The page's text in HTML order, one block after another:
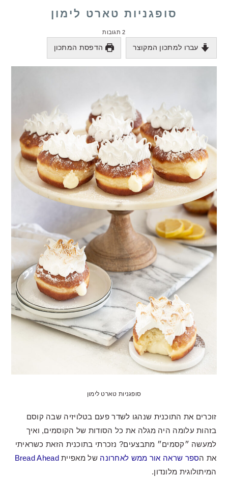
סופגניות טארט לימון
2 תגובות
עברו למתכון המקוצר הדפסת המתכון
סופגניות טארט לימון
זוכרים את התוכנית שנהגו לשדר פעם בטלויזיה שבה קוסם
בזהות עלומה היה מגלה את כל הסודות של הקוסמים, ואיך
למעשה ״קסמים״ מתבצעים? נזכרתי בתוכנית הזאת כשראיתי
את הספר שראה אור ממש לאחרונה של מאפייתBread Ahead
המיתולוגית מלונדון.